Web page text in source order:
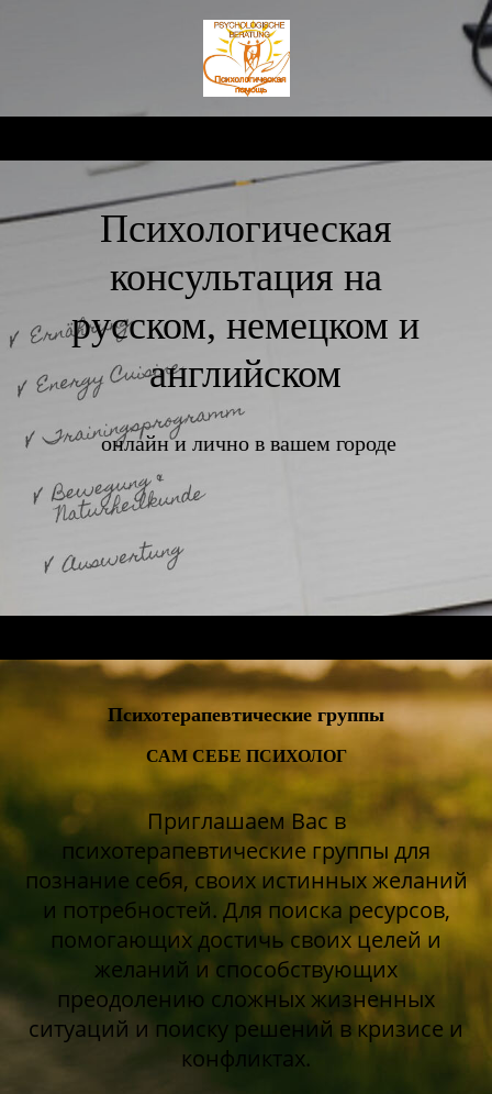
Психологическая
консультация на
русском, немецком и
английском
онлайн и лично в вашем городе
Психотерапевтические группы
САМ СЕБЕ ПСИХОЛОГ
Приглашаем Вас в
психотерапевтические группы для
познание себя, своих истинных желаний
и потребностей. Для поиска ресурсов,
помогающих достичь своих целей и
желаний и способствующих
преодолению сложных жизненных
ситуаций и поиску решений в кризисе и
конфликтах.